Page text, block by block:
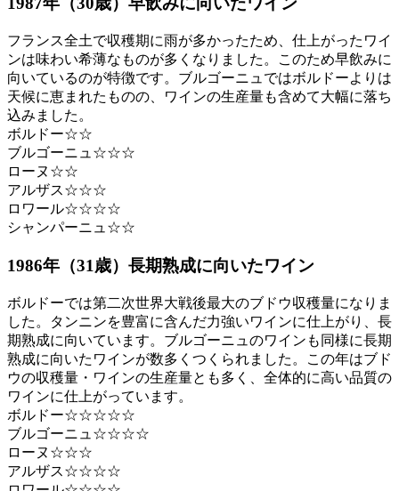
フランス全土で収穫期に雨が多かったため、仕上がったワイ
ンは味わい希薄なものが多くなりました。このため早飲みに
向いているのが特徴です。ブルゴーニュではボルドーよりは
天候に恵まれたものの、ワインの生産量も含めて大幅に落ち
込みました。
ボルドー☆☆
ブルゴーニュ☆☆☆
ローヌ☆☆
アルザス☆☆☆
ロワール☆☆☆☆
シャンパーニュ☆☆
1986年（31歳）長期熟成に向いたワイン
ボルドーでは第二次世界大戦後最大のブドウ収穫量になりま
した。タンニンを豊富に含んだ力強いワインに仕上がり、長
期熟成に向いています。ブルゴーニュのワインも同様に長期
熟成に向いたワインが数多くつくられました。この年はブド
ウの収穫量・ワインの生産量とも多く、全体的に高い品質の
ワインに仕上がっています。
ボルドー☆☆☆☆☆
ブルゴーニュ☆☆☆☆
ローヌ☆☆☆
アルザス☆☆☆☆